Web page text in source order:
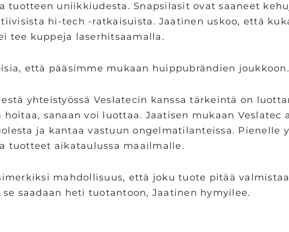
tuotteen uniikkiudesta. Snapsilasit ovat saaneet
hi-tech -ratkaisuista. Jaatinen uskoo, että
tee kuppeja laserhitsaamalla.
että pääsimme mukaan huippubrändien joukkoon.
yhteistyössä Veslatecin kanssa tärkeintä on
hoitaa, sanaan voi luottaa. Jaatisen mukaan Veslatec
ja kantaa vastuun ongelmatilanteissa. Pienelle
tuotteet aikataulussa maailmalle.
mahdollisuus, että joku tuote pitää
saadaan heti tuotantoon, Jaatinen hymyilee.